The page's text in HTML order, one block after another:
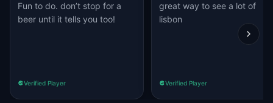
Fun to do. don’t stop for a
beer until it tells you too!
Verified Player
great way to see a lot of
lisbon
Verified Player